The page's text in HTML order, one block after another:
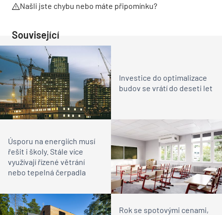
Našli jste chybu nebo máte připomínku?
Související
Investice do optimalizace
budov se vrátí do deseti let
Úsporu na energiích musí
řešit i školy. Stále více
využívají řízené větrání
nebo tepelná čerpadla
Rok se spotovými cenami,